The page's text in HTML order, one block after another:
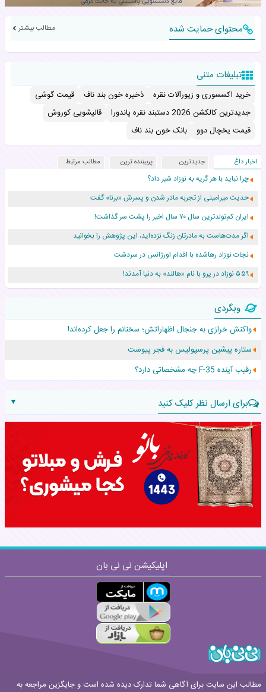
محتوای حمایت شده مطالب بیشتر
تبلیغات متنی
خرید اکسسوری و زیورآلات نقره ذخیره خون بند ناف
قیمت گوشی
جدیدترین کالکشن 2026 دستبند نقره پاندورا
قالیشویی کوروش
قیمت یخچال دوو
بانک خون بند ناف
اخبار داغ جدیدترین پربیننده ترین مطالب مرتبط
چرا نباید با هر گریه به نوزاد شیر داد؟
حدیث میرامینی از تجربه مادر شدن و پسرش «برنا» گفت
ایران کم‌تولدترین سال ۷۰ سال اخیر را پشت سر گذاشت!
اگر مدت‌هاست به مادرتان زنگ نزده‌اید، این پژوهش را بخوانید
نجات نوزاد رهاشده با اقدام اورژانس در سردشت
۵۵۹ نوزاد در پرو با نام «هالند» به دنیا آمدند!
افزایش قد این دختر، چند میلیون دلار برای پدرش خرج داشته
حرکت غیرقانونی یک پرستار، جان دوقلوها را نجات داد!
عجیب‌ترین تولد در ۵/۵/۵ امسال که همه را شوکه کرد!
وبگردی
واکنش خرازی به جنجال اظهاراتش؛ سخنانم را جعل کرده‌اند!
ستاره پیشین پرسپولیس به فجر پیوست
رقیب آینده F-35 چه مشخصاتی دارد؟
برای ارسال نظر کلیک کنید
▼
نام:
نظر:
اپلیکیشن نی نی بان
مطالب این سایت برای آگاهی شما تدارک دیده شده است و جایگزین مراجعه به